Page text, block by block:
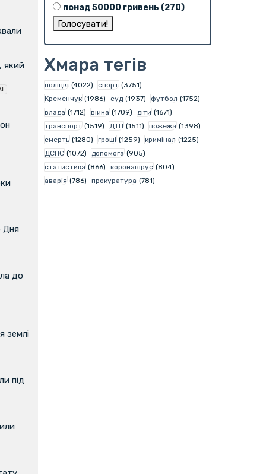
який
Дня
до
землі
під
понад 50000 гривень (270)
Хмара тегів
поліція (4022) спорт (3751)
Кременчук (1986) суд (1937) футбол (1752)
влада (1712) війна (1709) діти (1671)
транспорт (1519) ДТП (1511) пожежа (1398)
смерть (1280) гроші (1259) кримінал (1225)
ДСНС (1072) допомога (905)
статистика (866) коронавірус (804)
аварія (786) прокуратура (781)